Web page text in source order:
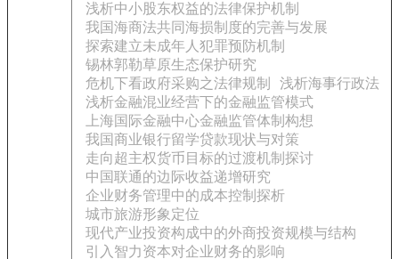
浅析中小股东权益的法律保护机制
我国海商法共同海损制度的完善与发展
探索建立未成年人犯罪预防机制
锡林郭勒草原生态保护研究
危机下看政府采购之法律规制
浅析海事行政法
浅析金融混业经营下的金融监管模式
上海国际金融中心金融监管体制构想
我国商业银行留学贷款现状与对策
走向超主权货币目标的过渡机制探讨
中国联通的边际收益递增研究
企业财务管理中的成本控制探析
城市旅游形象定位
现代产业投资构成中的外商投资规模与结构
引入智力资本对企业财务的影响